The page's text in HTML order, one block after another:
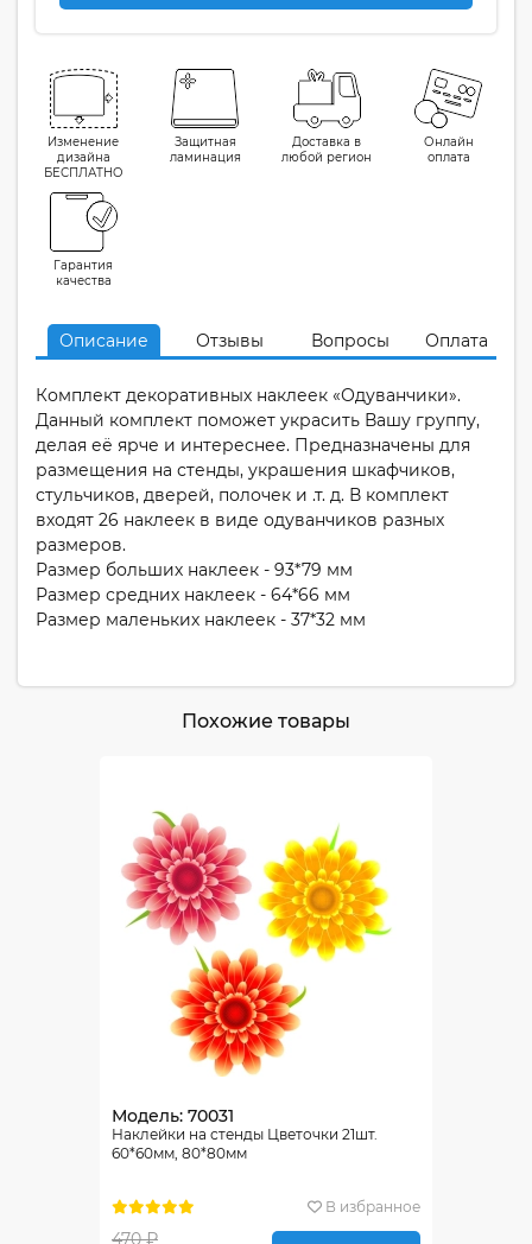
Изменение
дизайна
БЕСПЛАТНО
Защитная
ламинация
Доставка в
любой регион
Онлайн
оплата
Гарантия
качества
Описание Отзывы Вопросы Оплата
Комплект декоративных наклеек «Одуванчики».
Данный комплект поможет украсить Вашу группу,
делая её ярче и интереснее. Предназначены для
размещения на стенды, украшения шкафчиков,
стульчиков, дверей, полочек и .т. д. В комплект
входят 26 наклеек в виде одуванчиков разных
размеров.
Размер больших наклеек - 93*79 мм
Размер средних наклеек - 64*66 мм
Размер маленьких наклеек - 37*32 мм
Похожие товары
Модель: 70031
Наклейки на стенды Цветочки 21шт.
60*60мм, 80*80мм
В избранное